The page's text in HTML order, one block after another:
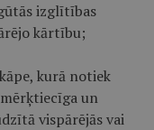
izglītības
kārtību;
kurā notiek
un
vispārējās vai